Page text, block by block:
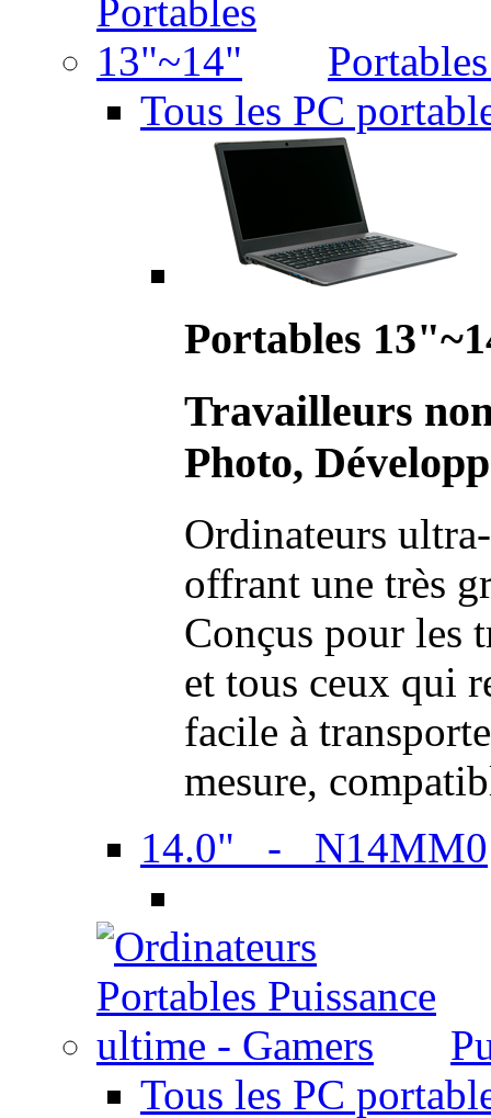
Tous les PC
Portables
Travailleurs
Photo,
Ordinateurs
offrant une très
Conçus pour les
et tous ceux qui
facile à
mesure,
14.0" - N14MM0
Tous les PC